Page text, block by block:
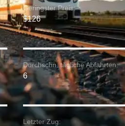
Geringster Preis:
$126
Durchschn. tägliche Abfahrten:
6
Letzter Zug: